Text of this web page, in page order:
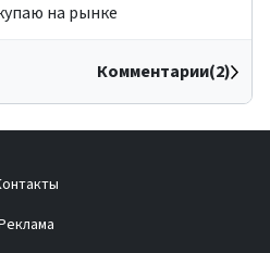
на рынке
Комментарии(2)